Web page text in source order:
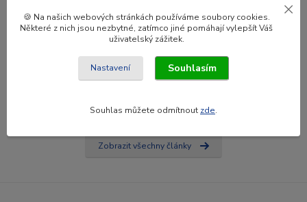
09.01. 2025
Nuuk E-Line Duo je vysoce kvalitní LED lišta a držák registrační
značky, který nabízí vysoký dosah, homologaci E a vestavěné relé.
Zobrazit všechny články
🍪 Na našich webových stránkách používáme soubory cookies.
Některé z nich jsou nezbytné, zatímco jiné pomáhají vylepšít Váš
uživatelský zážitek.
Nastavení Souhlasím
Souhlas můžete odmítnout zde.